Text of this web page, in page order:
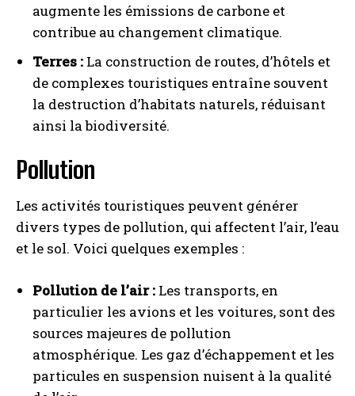
augmente les émissions de carbone et
contribue au changement climatique.
Terres : La construction de routes, d’hôtels et
de complexes touristiques entraîne souvent
la destruction d’habitats naturels, réduisant
ainsi la biodiversité.
Pollution
Les activités touristiques peuvent générer
divers types de pollution, qui affectent l’air, l’eau
et le sol. Voici quelques exemples :
Pollution de l’air : Les transports, en
particulier les avions et les voitures, sont des
sources majeures de pollution
atmosphérique. Les gaz d’échappement et les
particules en suspension nuisent à la qualité